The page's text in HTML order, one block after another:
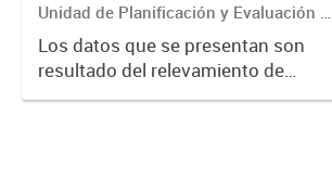
Unidad de Planificación y Evaluación de
Políticas Sociales (UPEPS).
Observatorio de Deportes, Actividad
Física y Cultura (ODAFyC).
Los datos que se presentan son
resultado del relevamiento de
espacios culturales de la provincia